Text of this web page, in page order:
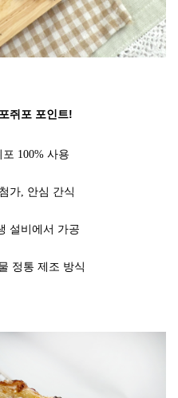
쥐포 포인트!
100% 사용
가, 안심 간식
설비에서 가공
정통 제조 방식